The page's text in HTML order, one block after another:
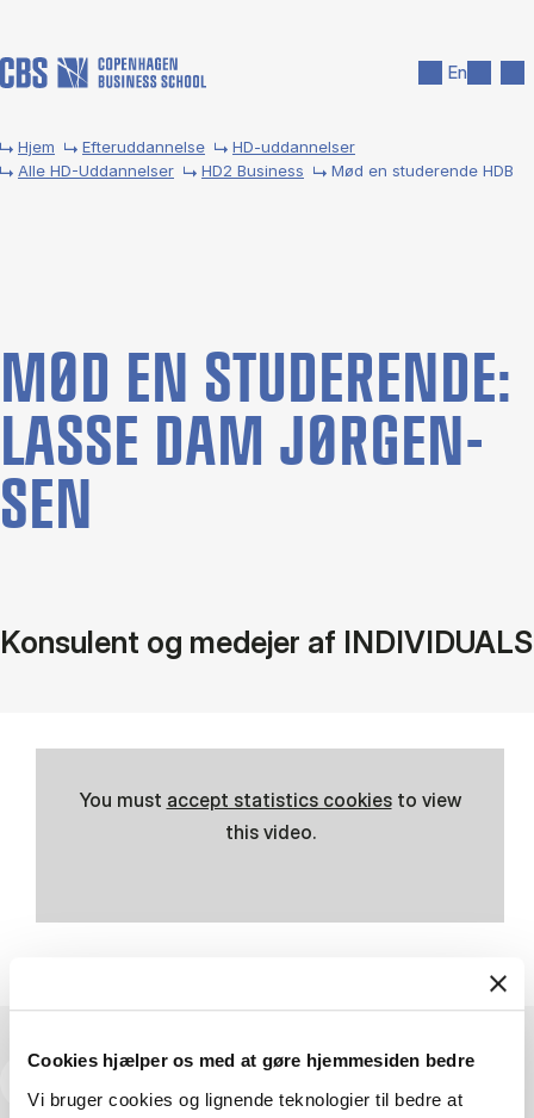
Cookies hjælper os med at gøre hjemmesiden bedre
Vi bruger cookies og lignende teknologier til bedre at
En
Hjem Efteruddannelse
HD-uddannelser
Alle HD-Uddannelser
HD2 Business Mød en stu­de­ren­de HDB
MØD EN STU­DE­REN­DE:
LAS­SE DAM JØR­GEN­
SEN
Konsulent og medejer af INDIVIDUALS
You must accept statistics cookiesto view
this video.